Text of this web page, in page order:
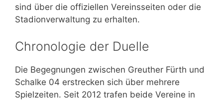
sind über die offiziellen Vereinsseiten oder die
Stadionverwaltung zu erhalten.
Chronologie der Duelle
Die Begegnungen zwischen Greuther Fürth und
Schalke 04 erstrecken sich über mehrere
Spielzeiten. Seit 2012 trafen beide Vereine in